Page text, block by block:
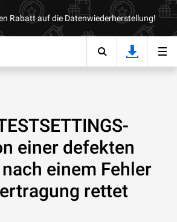
Rabatt auf die Datenwiederherstellung!
einer defekten
einem Fehler
rettet